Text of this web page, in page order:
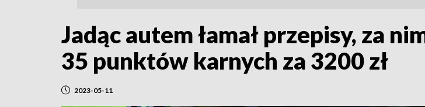
Jadąc autem łamał przepisy, za
35 punktów karnych za 3200 zł
2023-05-11